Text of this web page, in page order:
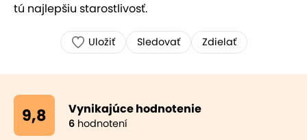
tú najlepšiu starostlivosť.
Uložiť Sledovať Zdielať
9,8 Vynikajúce hodnotenie
6 hodnotení